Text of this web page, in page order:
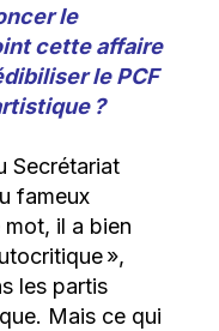
le
cette affaire
le PCF
?
Secrétariat
fameux
il a bien
»,
les partis
Mais ce qui